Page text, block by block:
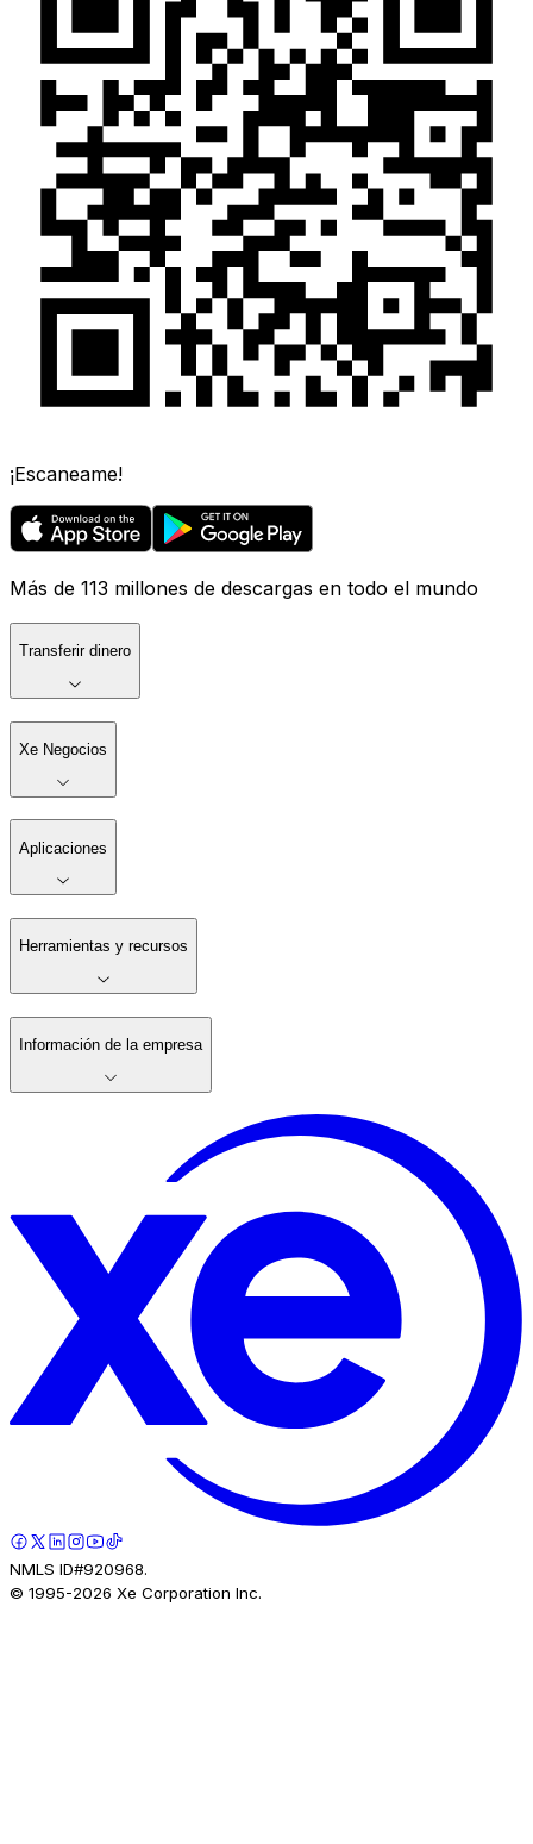
¡Escaneame!
Más de 113 millones de descargas en todo el mundo
Transferir dinero
Xe Negocios
Aplicaciones
Herramientas y recursos
Información de la empresa
NMLS ID#920968.
© 1995-2026 Xe Corporation Inc.